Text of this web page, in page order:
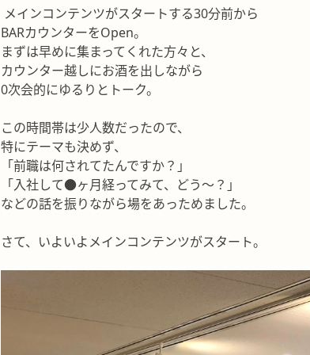
メインコンテンツがスタートする30分前から
BARカウンターをOpen。
まずは早めに集まってくれた方々と、
カウンター越しにお酒を出しながら
0次会的にゆるりとトーク。
この時間帯は少人数だったので、
特にテーマも決めず、
「前職は何されてたんですか？」
「入社して●ヶ月経ってみて、どう〜？」
などの話を振りながら場をあっためました。
さて、いよいよメインコンテンツがスタート。